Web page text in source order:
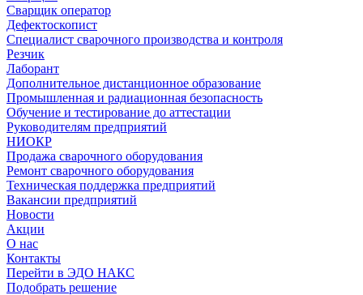
Сварщик оператор
Дефектоскопист
Специалист сварочного производства и контроля
Резчик
Лаборант
Дополнительное дистанционное образование
Промышленная и радиационная безопасность
Обучение и тестирование до аттестации
Руководителям предприятий
НИОКР
Продажа сварочного оборудования
Ремонт сварочного оборудования
Техническая поддержка предприятий
Вакансии предприятий
Новости
Акции
О нас
Контакты
Перейти в ЭДО НАКС
Подобрать решение